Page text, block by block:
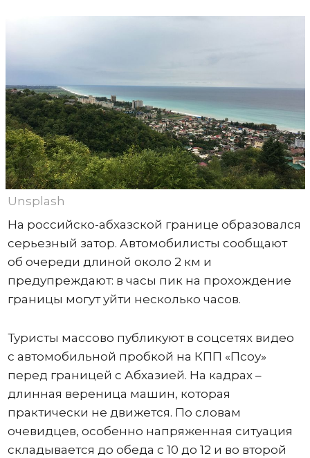
Unsplash
На российско-абхазской границе образовался
серьезный затор. Автомобилисты сообщают
об очереди длиной около 2 км и
предупреждают: в часы пик на прохождение
границы могут уйти несколько часов.
Туристы массово публикуют в соцсетях видео
с автомобильной пробкой на КПП «Псоу»
перед границей с Абхазией. На кадрах –
длинная вереница машин, которая
практически не движется. По словам
очевидцев, особенно напряженная ситуация
складывается до обеда с 10 до 12 и во второй